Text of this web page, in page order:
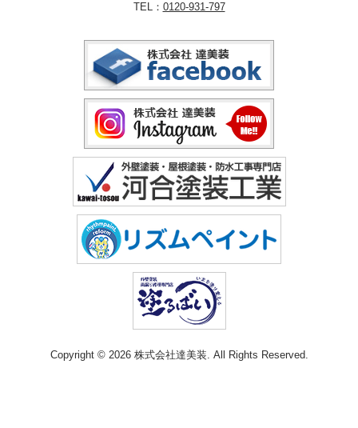
TEL： 0120-931-797
Copyright © 2026 株式会社達美装. All Rights Reserved.